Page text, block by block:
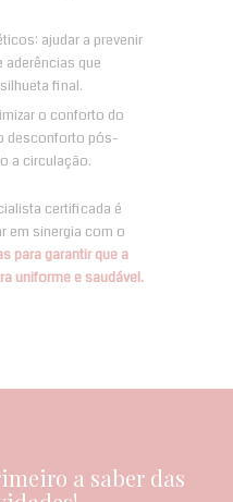
ajudar a prevenir
que
final.
o conforto do
desconforto pós-
a circulação.
certificada é
em sinergia com o
para garantir que a
uniforme e saudável.
a saber das